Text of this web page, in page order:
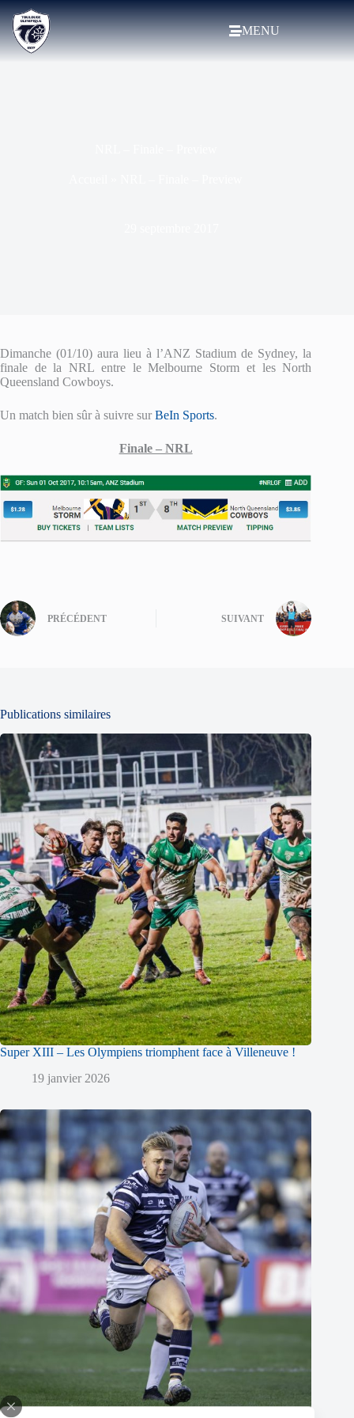
MENU
Dimanche (01/10) aura lieu à l’ANZ Stadium de Sydney, la
finale de la NRL entre le Melbourne Storm et les North
Queensland Cowboys.
Un match bien sûr à suivre sur BeIn Sports.
Finale – NRL
PRÉCÉDENT SUIVANT
Publications similaires
Super XIII – Les Olympiens triomphent face à Villeneuve !
19 janvier 2026